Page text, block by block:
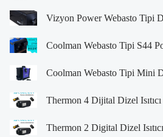
Vizyon Power Webasto Tipi
Coolman Webasto Tipi S44
Coolman Webasto Tipi Mini
Thermon 4 Dijital Dizel
Thermon 2 Digital Dizel